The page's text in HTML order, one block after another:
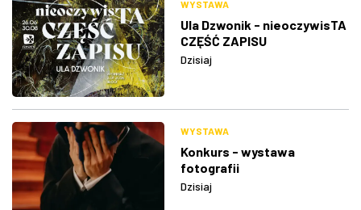
WYSTAWA
Ula Dzwonik - nieoczywisTA
CZĘŚĆ ZAPISU
Dzisiaj
WYSTAWA
Konkurs - wystawa
fotografii
Dzisiaj